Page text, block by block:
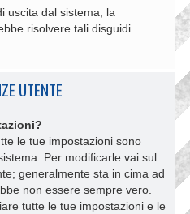
uscita dal sistema, la
risolvere tali disguidi.
UTENTE
le tue impostazioni sono
Per modificarle vai sul
generalmente sta in cima ad
non essere sempre vero.
tutte le tue impostazioni e le